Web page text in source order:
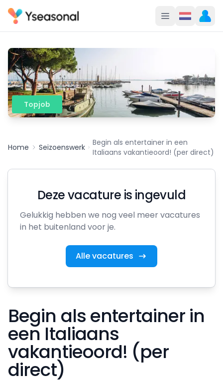
Topjob
Home Seizoenswerk
Begin als entertainer in een
Italiaans vakantieoord! (per direct)
Deze vacature is ingevuld
Gelukkig hebben we nog veel meer vacatures
in het buitenland voor je.
Alle vacatures
Begin als entertainer in
een Italiaans
vakantieoord! (per
direct)